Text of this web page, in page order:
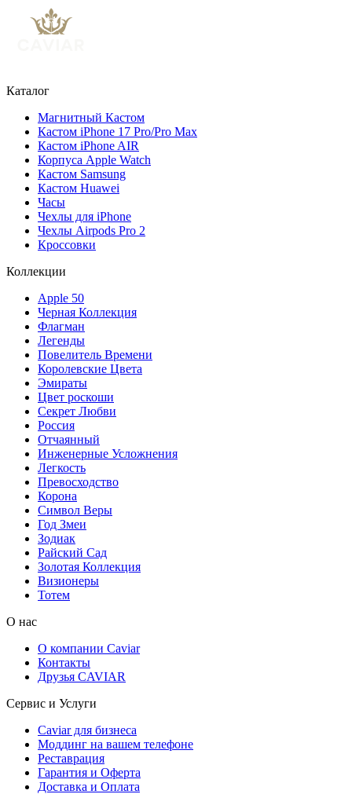
Каталог
Магнитный Кастом
Кастом iPhone 17 Pro/Pro Max
Кастом iPhone AIR
Корпуса Apple Watch
Кастом Samsung
Кастом Huawei
Часы
Чехлы для iPhone
Чехлы Airpods Pro 2
Кроссовки
Коллекции
Apple 50
Черная Коллекция
Флагман
Легенды
Повелитель Времени
Королевские Цвета
Эмираты
Цвет роскоши
Секрет Любви
Россия
Отчаянный
Инженерные Усложнения
Легкость
Превосходство
Корона
Символ Веры
Год Змеи
Зодиак
Райский Сад
Золотая Коллекция
Визионеры
Тотем
О нас
О компании Caviar
Контакты
Друзья CAVIAR
Сервис и Услуги
Caviar для бизнеса
Моддинг на вашем телефоне
Реставрация
Гарантия и Оферта
Доставка и Оплата